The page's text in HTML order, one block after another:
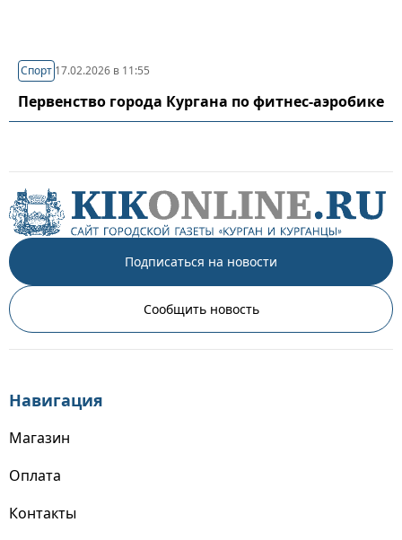
Спорт 17.02.2026 в 11:55
Первенство города Кургана по фитнес-аэробике
Подписаться на новости
Сообщить новость
Навигация
Магазин
Оплата
Контакты